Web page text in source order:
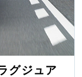
グジュア